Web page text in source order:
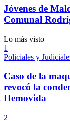
Jóvenes de
Comunal
Lo más visto
1
Policiales y
Caso de la
revocó la
Hemovida
2